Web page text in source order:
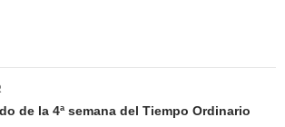
de la 4ª semana del Tiempo Ordinario